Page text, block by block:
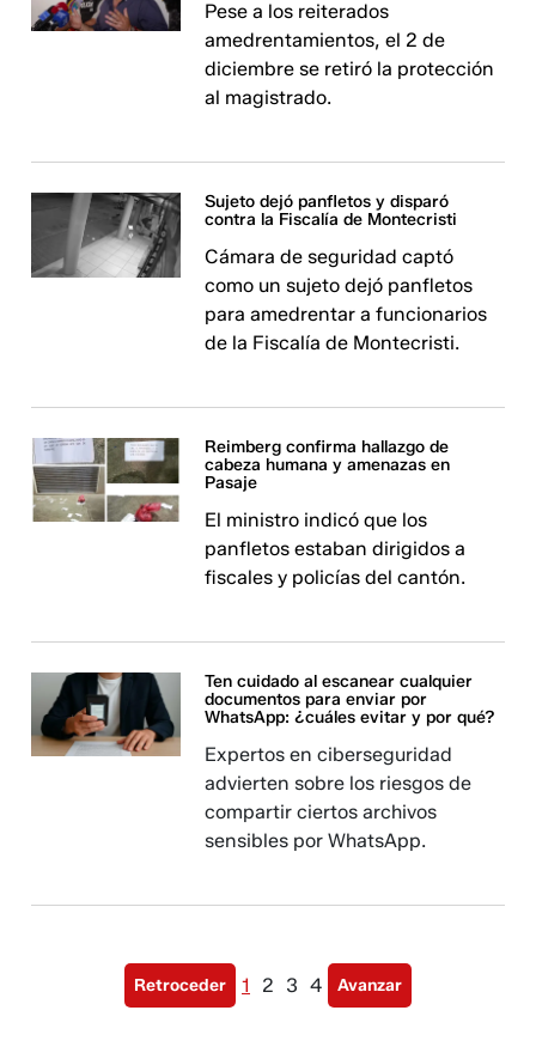
Pese a los reiterados
amedrentamientos, el 2 de
diciembre se retiró la protección
al magistrado.
Sujeto dejó panfletos y disparó
contra la Fiscalía de Montecristi
Cámara de seguridad captó
como un sujeto dejó panfletos
para amedrentar a funcionarios
de la Fiscalía de Montecristi.
Reimberg confirma hallazgo de
cabeza humana y amenazas en
Pasaje
El ministro indicó que los
panfletos estaban dirigidos a
fiscales y policías del cantón.
Ten cuidado al escanear cualquier
documentos para enviar por
WhatsApp: ¿cuáles evitar y por qué?
Expertos en ciberseguridad
advierten sobre los riesgos de
compartir ciertos archivos
sensibles por WhatsApp.
Retroceder 1 2 3 4 Avanzar